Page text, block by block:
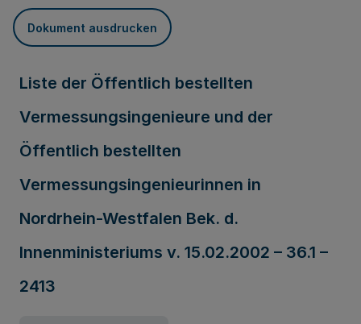
Dokument ausdrucken
Liste der Öffentlich bestellten
Vermessungsingenieure und der
Öffentlich bestellten
Vermessungsingenieurinnen in
Nordrhein-Westfalen Bek. d.
Innenministeriums v. 15.02.2002 – 36.1 –
2413